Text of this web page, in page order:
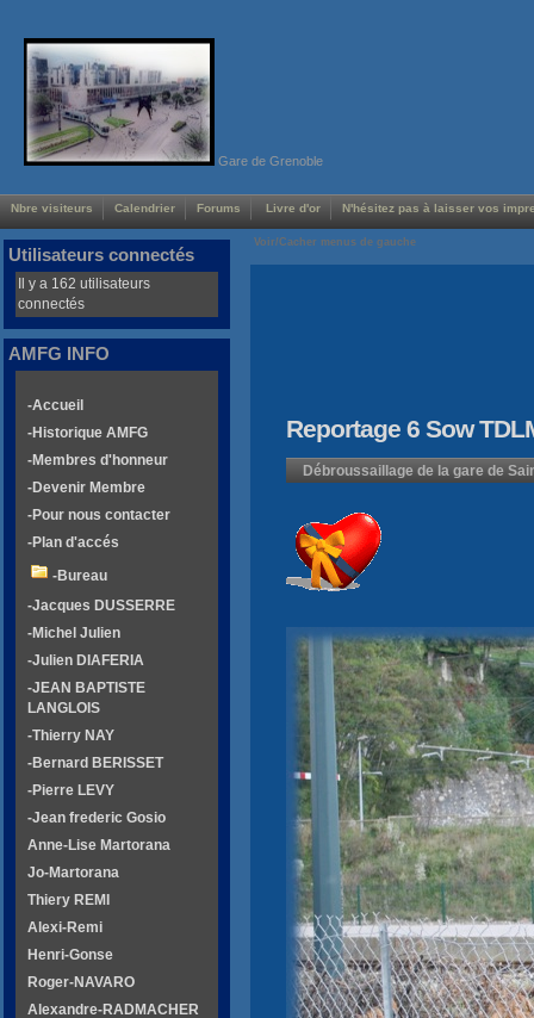
Gare de Grenoble
Nbre visiteurs Calendrier Forums Livre d'or N'hésitez pas à laisser vos
Voir/Cacher menus de gauche
Reportage 6 Sow
Débroussaillage de la gare de
Utilisateurs connectés
Il y a 162 utilisateurs
connectés
AMFG INFO
-Accueil
-Historique AMFG
-Membres d'honneur
-Devenir Membre
-Pour nous contacter
-Plan d'accés
-Bureau
-Jacques DUSSERRE
-Michel Julien
-Julien DIAFERIA
-JEAN BAPTISTE
LANGLOIS
-Thierry NAY
-Bernard BERISSET
-Pierre LEVY
-Jean frederic Gosio
Anne-Lise Martorana
Jo-Martorana
Thiery REMI
Alexi-Remi
Henri-Gonse
Roger-NAVARO
Alexandre-RADMACHER